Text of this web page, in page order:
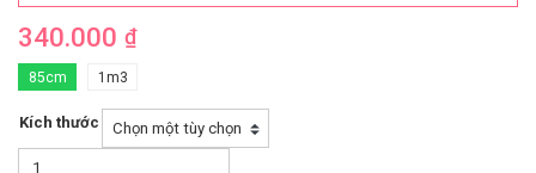
340.000 ₫
85cm 1m3
Kích thước
Mèo